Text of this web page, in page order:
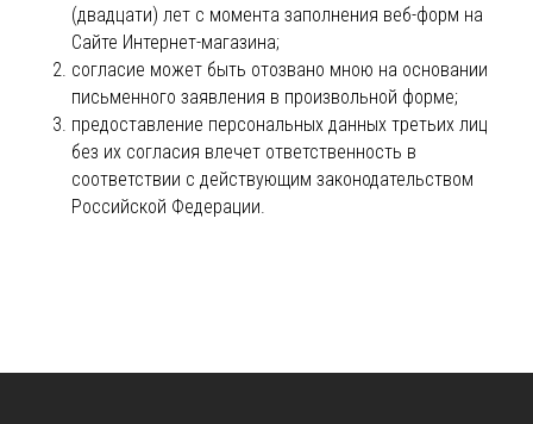
(двадцати) лет с момента заполнения веб-форм на
Cайте Интернет-магазина;
согласие может быть отозвано мною на основании
письменного заявления в произвольной форме;
предоставление персональных данных третьих лиц
без их согласия влечет ответственность в
соответствии с действующим законодательством
Российской Федерации.
Свадебный блог
Обработка данных
Политика обработки персональных данных